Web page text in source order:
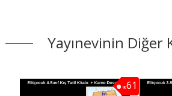
Yayınevinin Diğer
%61